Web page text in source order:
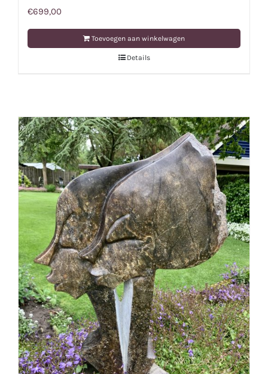
€699,00
Toevoegen aan winkelwagen
Details